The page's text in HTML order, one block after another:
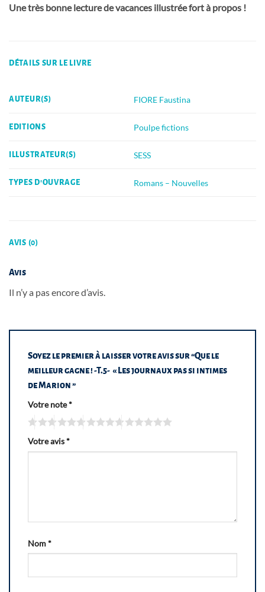
Une très bonne lecture de vacances illustrée fort à propos !
DÉTAILS SUR LE LIVRE
AUTEUR(S) FIORE Faustina
EDITIONS Poulpe fictions
ILLUSTRATEUR(S) SESS
TYPES D'OUVRAGE Romans – Nouvelles
AVIS (0)
Avis
Il n’y a pas encore d’avis.
Soyez le premier à laisser votre avis sur “Que le
meilleur gagne ! -T.5- « Les journaux pas si intimes
de Marion ”
Votre note*
Votre avis*
Nom*